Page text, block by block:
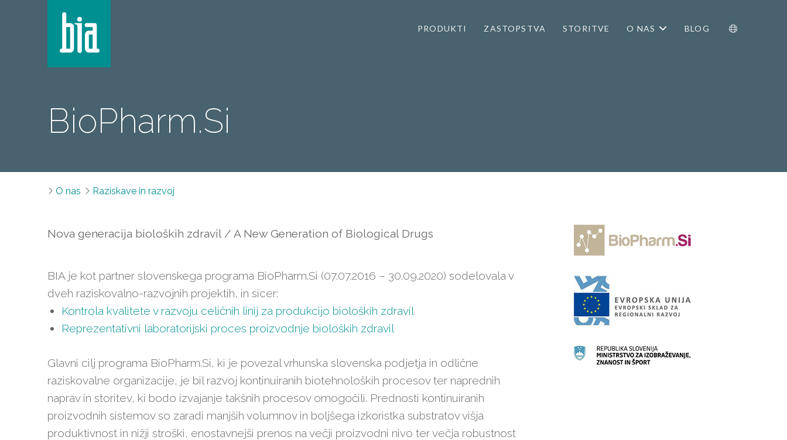
PRODUKTI ZASTOPSTVA STORITVE O NAS BLOG
BioPharm.Si
O nas Raziskave in razvoj
Nova generacija bioloških zdravil / A New Generation of Biological Drugs
BIA je kot partner slovenskega programa BioPharm.Si (07.07.2016 – 30.09.2020) sodelovala v
dveh raziskovalno-razvojnih projektih, in sicer:
Kontrola kvalitete v razvoju celičnih linij za produkcijo bioloških zdravil
Reprezentativni laboratorijski proces proizvodnje bioloških zdravil
Glavni cilj programa BioPharm.Si, ki je povezal vrhunska slovenska podjetja in odlične
raziskovalne organizacije, je bil razvoj kontinuiranih biotehnoloških procesov ter naprednih
naprav in storitev, ki bodo izvajanje takšnih procesov omogočili. Prednosti kontinuiranih
proizvodnih sistemov so zaradi manjših volumnov in boljšega izkoristka substratov višja
produktivnost in nižji stroški, enostavnejši prenos na večji proizvodni nivo ter večja robustnost